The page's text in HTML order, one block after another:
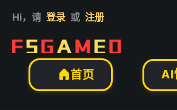
首页 AI
Hi，请 登录 或 注册